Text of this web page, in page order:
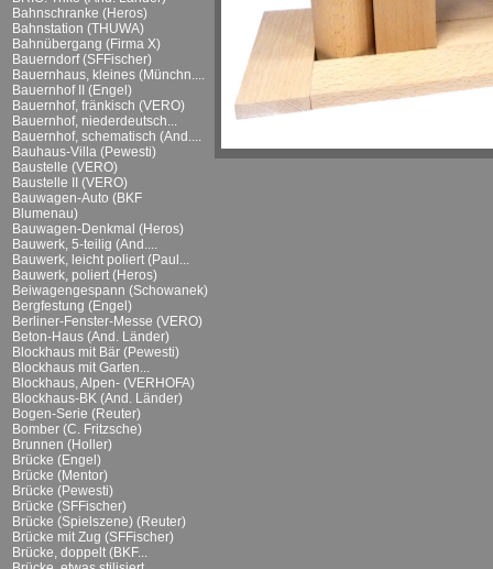
Bahnschranke (Heros)
Bahnstation (THUWA)
Bahnübergang (Firma X)
Bauerndorf (SFFischer)
Bauernhaus, kleines (Münchn....
Bauernhof II (Engel)
Bauernhof, fränkisch (VERO)
Bauernhof, niederdeutsch...
Bauernhof, schematisch (And....
Bauhaus-Villa (Pewesti)
Baustelle (VERO)
Baustelle II (VERO)
Bauwagen-Auto (BKF
Blumenau)
Bauwagen-Denkmal (Heros)
Bauwerk, 5-teilig (And....
Bauwerk, leicht poliert (Paul...
Bauwerk, poliert (Heros)
Beiwagengespann (Schowanek)
Bergfestung (Engel)
Berliner-Fenster-Messe (VERO)
Beton-Haus (And. Länder)
Blockhaus mit Bär (Pewesti)
Blockhaus mit Garten...
Blockhaus, Alpen- (VERHOFA)
Blockhaus-BK (And. Länder)
Bogen-Serie (Reuter)
Bomber (C. Fritzsche)
Brunnen (Holler)
Brücke (Engel)
Brücke (Mentor)
Brücke (Pewesti)
Brücke (SFFischer)
Brücke (Spielszene) (Reuter)
Brücke mit Zug (SFFischer)
Brücke, doppelt (BKF...